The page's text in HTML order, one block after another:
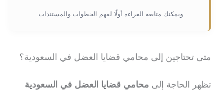
ويمكنك متابعة القراءة أولًا لفهم الخطوات والمستندات.
متى تحتاجين إلى محامي قضايا العضل في السعودية؟
تظهر الحاجة إلى محامي قضايا العضل في السعودية